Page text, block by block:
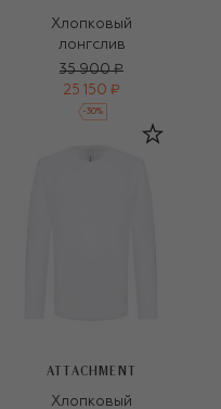
Хлопковый
лонгслив
35 900 ₽
25 150 ₽
-30%
ATTACHMENT
Хлопковый